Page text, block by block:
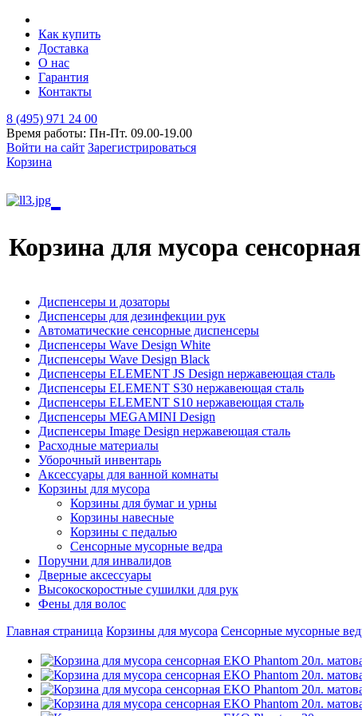
Как купить
Доставка
О нас
Гарантия
Контакты
8 (495) 971 24 00
Время работы: Пн-Пт. 09.00-19.00
Войти на сайт Зарегистрироваться
Корзина
Корзина для мусора
Диспенсеры и дозаторы
Диспенсеры для дезинфекции рук
Автоматические сенсорные диспенсеры
Диспенсеры Wave Design White
Диспенсеры Wave Design Black
Диспенсеры ELEMENT JS Design нержавеющая сталь
Диспенсеры ELEMENT S30 нержавеющая сталь
Диспенсеры ELEMENT S10 нержавеющая сталь
Диспенсеры MEGAMINI Design
Диспенсеры Image Design нержавеющая сталь
Расходные материалы
Уборочный инвентарь
Аксессуары для ванной комнаты
Корзины для мусора
Корзины для бумаг и урны
Корзины навесные
Корзины с педалью
Сенсорные мусорные ведра
Поручни для инвалидов
Дверные аксессуары
Высокоскоростные сушилки для рук
Фены для волос
Главная страница Корзины для мусора Сенсорные мусорные